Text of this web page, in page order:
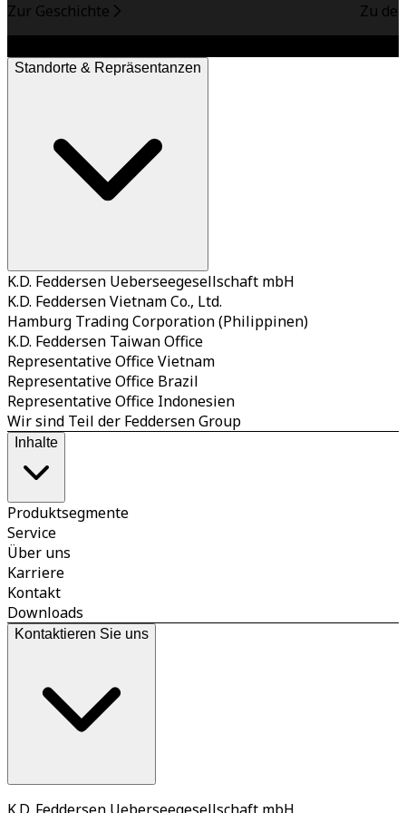
Zur Geschichte Zu
Standorte & Repräsentanzen
K.D. Feddersen Ueberseegesellschaft mbH
K.D. Feddersen Vietnam Co., Ltd.
Hamburg Trading Corporation (Philippinen)
K.D. Feddersen Taiwan Office
Representative Office Vietnam
Representative Office Brazil
Representative Office Indonesien
Wir sind Teil der Feddersen Group
Inhalte
Produktsegmente
Service
Über uns
Karriere
Kontakt
Downloads
Kontaktieren Sie uns